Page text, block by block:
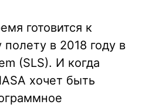
готовится к
в 2018 году в
(SLS). И когда
хочет быть